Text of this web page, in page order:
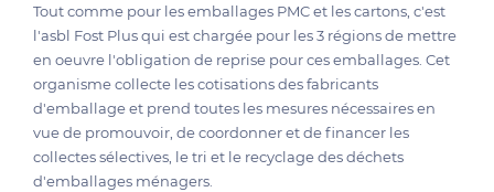
Tout comme pour les emballages PMC et les cartons, c'est
l'asbl Fost Plus qui est chargée pour les 3 régions de mettre
en oeuvre l'obligation de reprise pour ces emballages. Cet
organisme collecte les cotisations des fabricants
d'emballage et prend toutes les mesures nécessaires en
vue de promouvoir, de coordonner et de financer les
collectes sélectives, le tri et le recyclage des déchets
d'emballages ménagers.